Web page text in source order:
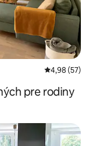
Priemerné
4,98 (57)
pre rodiny